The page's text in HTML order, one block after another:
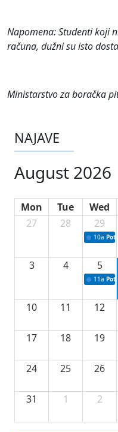
Napomena: Studenti koji
računa, dužni su isto
Ministarstvo za boračka
NAJAVE
August 2026
Mon Tue Wed
27
28 29
10a
3 4 5
11a
10 11 12
17 18 19
24 25 26
31 1 2